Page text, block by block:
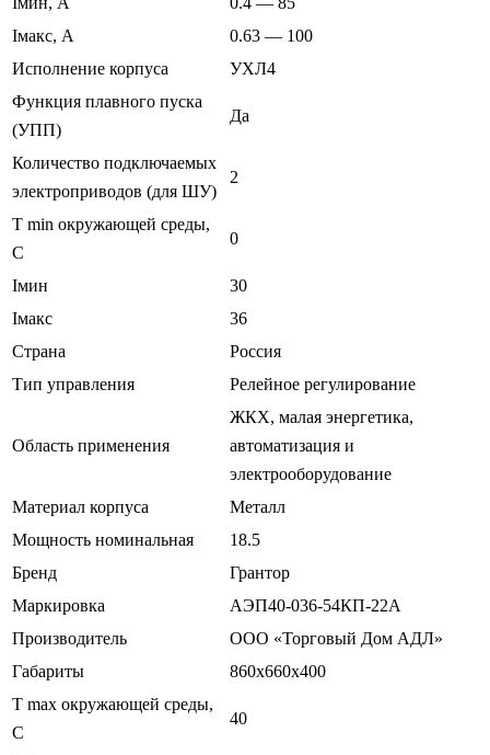
Iмакс, А
0.63 — 100
Исполнение корпуса
УХЛ4
Функция плавного пуска
(УПП)
Да
Количество подключаемых
электроприводов (для ШУ)
2
T min окружающей среды,
C
0
Iмин
30
Iмакс
36
Страна
Россия
Тип управления
Релейное регулирование
Область применения
ЖКХ, малая энергетика,
автоматизация и
электрооборудование
Материал корпуса
Металл
Мощность номинальная
18.5
Бренд
Грантор
Маркировка
АЭП40-036-54КП-22А
Производитель
ООО «Торговый Дом АДЛ»
Габариты
860х660х400
T max окружающей среды,
С
40